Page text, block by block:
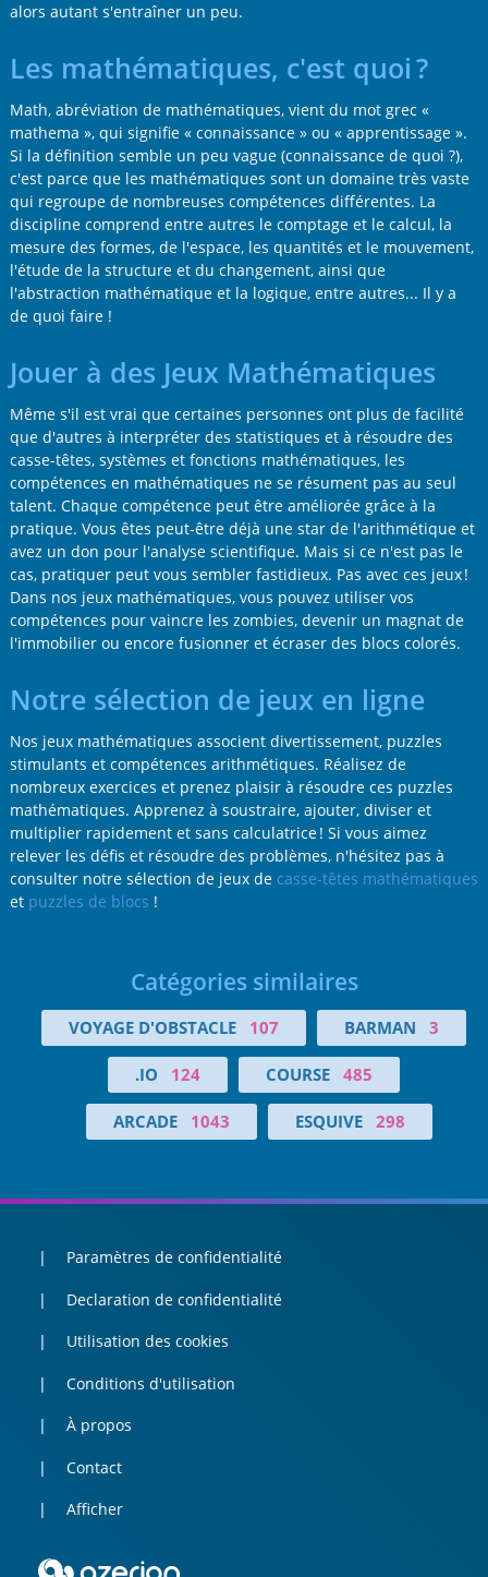
alors autant s'entraîner un peu.
Les mathématiques, c'est quoi ?
Math, abréviation de mathématiques, vient du mot grec «
mathema », qui signifie « connaissance » ou « apprentissage ».
Si la définition semble un peu vague (connaissance de quoi ?),
c'est parce que les mathématiques sont un domaine très vaste
qui regroupe de nombreuses compétences différentes. La
discipline comprend entre autres le comptage et le calcul, la
mesure des formes, de l'espace, les quantités et le mouvement,
l'étude de la structure et du changement, ainsi que
l'abstraction mathématique et la logique, entre autres... Il y a
de quoi faire !
Jouer à des Jeux Mathématiques
Même s'il est vrai que certaines personnes ont plus de facilité
que d'autres à interpréter des statistiques et à résoudre des
casse-têtes, systèmes et fonctions mathématiques, les
compétences en mathématiques ne se résument pas au seul
talent. Chaque compétence peut être améliorée grâce à la
pratique. Vous êtes peut-être déjà une star de l'arithmétique et
avez un don pour l'analyse scientifique. Mais si ce n'est pas le
cas, pratiquer peut vous sembler fastidieux. Pas avec ces jeux !
Dans nos jeux mathématiques, vous pouvez utiliser vos
compétences pour vaincre les zombies, devenir un magnat de
l'immobilier ou encore fusionner et écraser des blocs colorés.
Notre sélection de jeux en ligne
Nos jeux mathématiques associent divertissement, puzzles
stimulants et compétences arithmétiques. Réalisez de
nombreux exercices et prenez plaisir à résoudre ces puzzles
mathématiques. Apprenez à soustraire, ajouter, diviser et
multiplier rapidement et sans calculatrice ! Si vous aimez
relever les défis et résoudre des problèmes, n'hésitez pas à
consulter notre sélection de jeux de casse-têtes mathématiques
et puzzles de blocs !
Catégories similaires
VOYAGE D'OBSTACLE 107 BARMAN 3
.IO 124 COURSE 485
ARCADE 1043 ESQUIVE 298
Paramètres de confidentialité
Declaration de confidentialité
Utilisation des cookies
Conditions d'utilisation
À propos
Contact
Afficher